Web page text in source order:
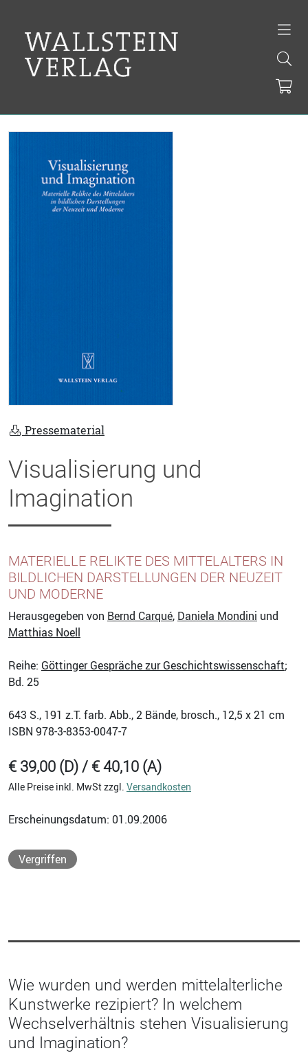
Pressematerial
Visualisierung und
Imagination
MATERIELLE RELIKTE DES MITTELALTERS IN
BILDLICHEN DARSTELLUNGEN DER NEUZEIT
UND MODERNE
Herausgegeben von Bernd Carqué, Daniela Mondini und
Matthias Noell
Reihe: Göttinger Gespräche zur Geschichtswissenschaft;
Bd. 25
643 S., 191 z.T. farb. Abb., 2 Bände, brosch., 12,5 x 21 cm
ISBN 978-3-8353-0047-7
€ 39,00 (D) / € 40,10 (A)
Alle Preise inkl. MwSt zzgl. Versandkosten
Erscheinungsdatum: 01.09.2006
Vergriffen
Wie wurden und werden mittelalterliche
Kunstwerke rezipiert? In welchem
Wechselverhältnis stehen Visualisierung
und Imagination?